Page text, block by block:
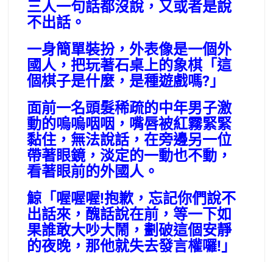
三人一句話都沒說，又或者是說
不出話。
一身簡單裝扮，外表像是一個外
國人，把玩著石桌上的象棋「這
個棋子是什麼，是種遊戲嗎?」
面前一名頭髮稀疏的中年男子激
動的嗚嗚咽咽，嘴唇被紅霧緊緊
黏住，無法說話，在旁邊另一位
帶著眼鏡，淡定的一動也不動，
看著眼前的外國人。
鯨「喔喔喔!抱歉，忘記你們說不
出話來，醜話說在前，等一下如
果誰敢大吵大鬧，劃破這個安靜
的夜晚，那他就失去發言權囉!」